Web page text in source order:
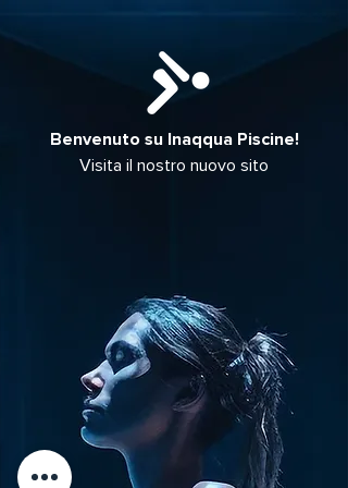
Benvenuto su Inaqqua Piscine!
Visita il nostro nuovo sito